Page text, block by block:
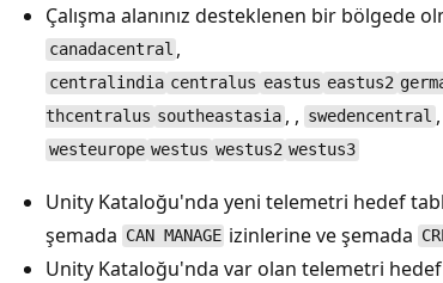
Çalışma alanınız desteklenen bir bölgede
canadacentral ,
centralindia centralus eastus eastus2
thcentralus southeastasia , , swedencentral
westeurope westus westus2 westus3
Unity Kataloğu'nda yeni telemetri hedef
şemada CAN MANAGE izinlerine ve şemada
Unity Kataloğu'nda var olan telemetri